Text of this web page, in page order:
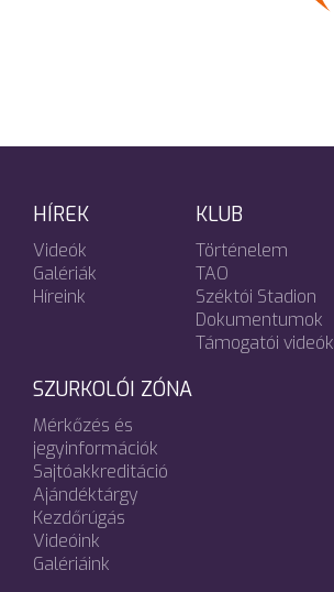
HÍREK
Videók
Galériák
Híreink
KLUB
Történelem
TAO
Széktói Stadion
Dokumentumok
Támogatói videók
SZURKOLÓI ZÓNA
Mérkőzés és
jegyinformációk
Sajtóakkreditáció
Ajándéktárgy
Kezdőrúgás
Videóink
Galériáink